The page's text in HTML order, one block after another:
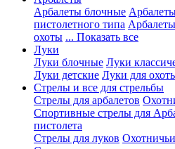
Арбалеты блочные
пистолетного типа
охоты ... Показать все
Луки
Луки блочные Луки
Луки детские Луки для
Стрелы и все для стрельбы
Стрелы для арбалетов
Спортивные стрелы для
пистолета
Стрелы для луков